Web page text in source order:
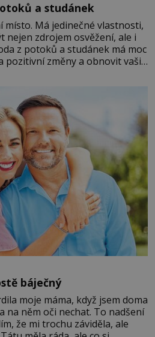
a studánek
místo. Má jedinečné vlastnosti,
nejen zdrojem osvěžení, ale i
z potoků a studánek má moc
pozitivní změny a obnovit vaši
a přinést do svého života
báječný
moje máma, když jsem doma
na něm oči nechat. To nadšení
že mi trochu záviděla, ale